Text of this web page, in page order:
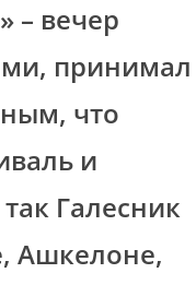
– вечер
принимал
что
и
Галесник
Ашкелоне,